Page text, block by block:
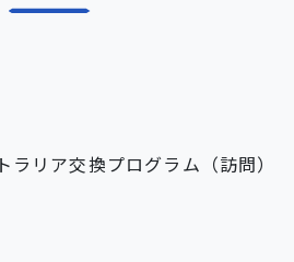
リア交換プログラム（訪問）